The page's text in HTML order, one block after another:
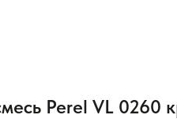
Perel VL 0260